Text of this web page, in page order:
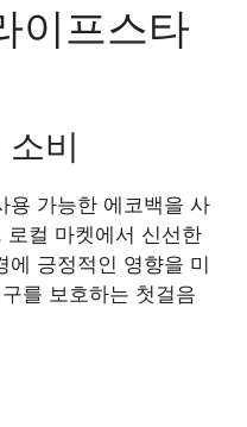
이프스타
비
용 가능한 에코백을 사
컬 마켓에서 신선한
에 긍정적인 영향을 미
를 보호하는 첫걸음